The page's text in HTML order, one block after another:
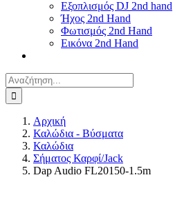
Εξοπλισμός DJ 2nd hand
Ήχος 2nd Hand
Φωτισμός 2nd Hand
Εικόνα 2nd Hand
Αναζήτηση
για:
Αρχική
Καλώδια - Βύσματα
Καλώδια
Σήματος Καρφί/Jack
Dap Audio FL20150-1.5m